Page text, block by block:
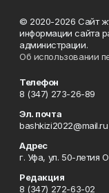
© 2020-2026 Сайт
информации сайта
администрации.
Об использовании
Телефон
8 (347) 273-26-89
Эл. почта
bashkizi2022@mail.ru
Адрес
г. Уфа, ул. 50-летия
Редакция
8 (347) 272-63-02